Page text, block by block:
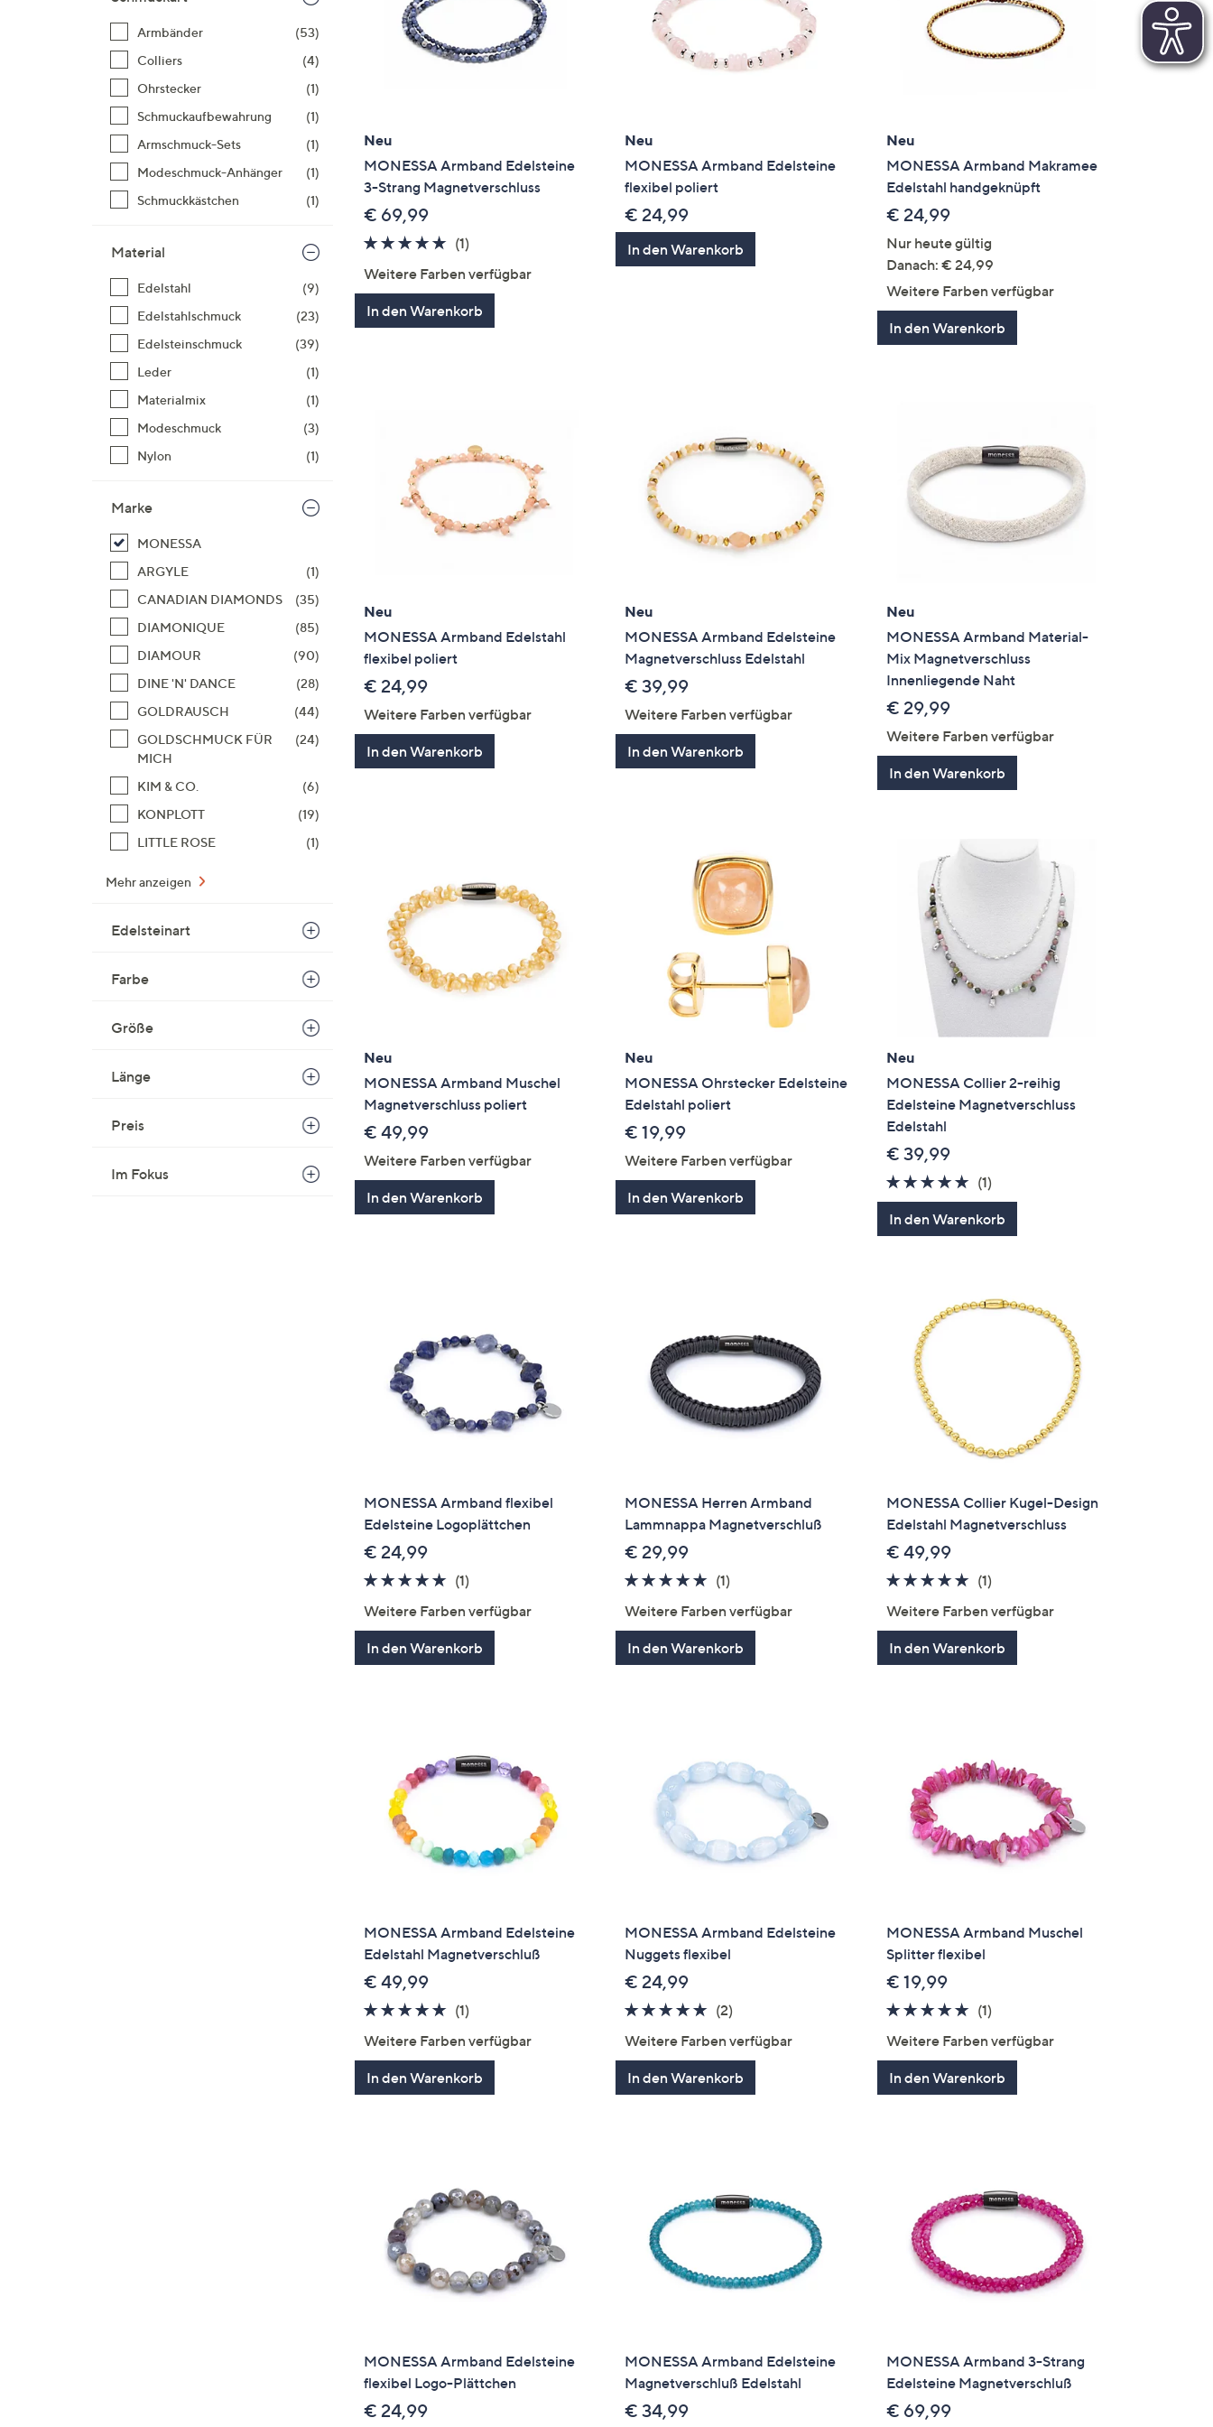
Armbänder
(53)
Colliers
(4)
Ohrstecker
(1)
Schmuckaufbewahrung
(1)
Armschmuck-Sets
(1)
Modeschmuck-Anhänger
(1)
Schmuckkästchen
(1)
Material
Edelstahl
(9)
Edelstahlschmuck
(23)
Edelsteinschmuck
(39)
Leder
(1)
Materialmix
(1)
Modeschmuck
(3)
Nylon
(1)
Marke
MONESSA
ARGYLE
(1)
CANADIAN DIAMONDS
(35)
DIAMONIQUE
(85)
DIAMOUR
(90)
DINE 'N' DANCE
(28)
GOLDRAUSCH
(44)
GOLDSCHMUCK FÜR
MICH
(24)
KIM & CO.
(6)
KONPLOTT
(19)
LITTLE ROSE
(1)
Mehr anzeigen
Edelsteinart
Farbe
Größe
Länge
Preis
Im Fokus
Neu
MONESSA Armband Edelsteine
3-Strang Magnetverschluss
€ 69,99
5.0
5
(1)1
Weitere Farben verfügbar
In den Warenkorb
Neu
MONESSA Armband Edelsteine
flexibel poliert
€ 24,99
In den Warenkorb
Neu
MONESSA Armband Makramee
Edelstahl handgeknüpft
€ 24,99
Nur heute gültig
Danach: € 24,99
Weitere Farben verfügbar
In den Warenkorb
Neu
MONESSA Armband Edelstahl
flexibel poliert
€ 24,99
Weitere Farben verfügbar
In den Warenkorb
Neu
MONESSA Armband Edelsteine
Magnetverschluss Edelstahl
€ 39,99
Weitere Farben verfügbar
In den Warenkorb
Neu
MONESSA Armband Material-
Mix Magnetverschluss
Innenliegende Naht
€ 29,99
Weitere Farben verfügbar
In den Warenkorb
Neu
MONESSA Armband Muschel
Magnetverschluss poliert
€ 49,99
Weitere Farben verfügbar
In den Warenkorb
Neu
MONESSA Ohrstecker Edelsteine
Edelstahl poliert
€ 19,99
Weitere Farben verfügbar
In den Warenkorb
Neu
MONESSA Collier 2-reihig
Edelsteine Magnetverschluss
Edelstahl
€ 39,99
5.0
von
5
(1)
Bewertungen
In den Warenkorb
MONESSA Armband flexibel
Edelsteine Logoplättchen
€ 24,99
5.0
(1)1
Weitere Farben verfügbar
In den Warenkorb
MONESSA Herren Armband
Lammnappa Magnetverschluß
€ 29,99
5.0
(1)
Weitere Farben verfügbar
In den Warenkorb
MONESSA Collier Kugel-Design
Edelstahl Magnetverschluss
€ 49,99
5.0
(1)
Weitere Farben verfügbar
In den Warenkorb
MONESSA Armband Edelsteine
Edelstahl Magnetverschluß
€ 49,99
5.0
5
(1)1
Weitere Farben verfügbar
In den Warenkorb
MONESSA Armband Edelsteine
Nuggets flexibel
€ 24,99
5.0
5
(2)
Weitere Farben verfügbar
In den Warenkorb
MONESSA Armband Muschel
Splitter flexibel
€ 19,99
5.0
5
(1)
Weitere Farben verfügbar
In den Warenkorb
MONESSA Armband Edelsteine
flexibel Logo-Plättchen
€ 24,99
MONESSA Armband Edelsteine
Magnetverschluß Edelstahl
€ 34,99
MONESSA Armband 3-Strang
Edelsteine Magnetverschluß
€ 69,99